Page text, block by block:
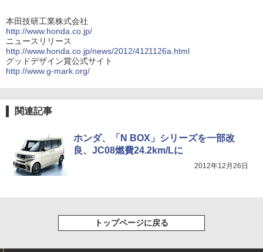
本田技研工業株式会社
http://www.honda.co.jp/
ニュースリリース
http://www.honda.co.jp/news/2012/4121126a.html
グッドデザイン賞公式サイト
http://www.g-mark.org/
関連記事
ホンダ、「N BOX」シリーズを一部改
良、JC08燃費24.2km/Lに
2012年12月26日
トップページに戻る